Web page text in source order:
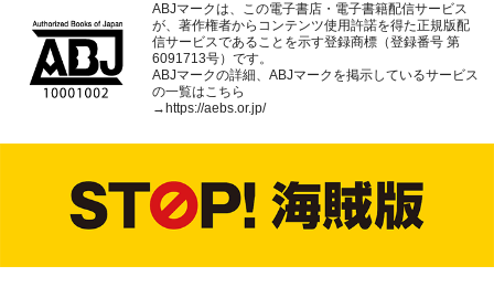
ABJマークは、この電子書店・電子書籍配信サービス
が、著作権者からコンテンツ使用許諾を得た正規版配
信サービスであることを示す登録商標（登録番号 第
6091713号）です。
ABJマークの詳細、ABJマークを掲示しているサービス
の一覧はこちら
→ https://aebs.or.jp/